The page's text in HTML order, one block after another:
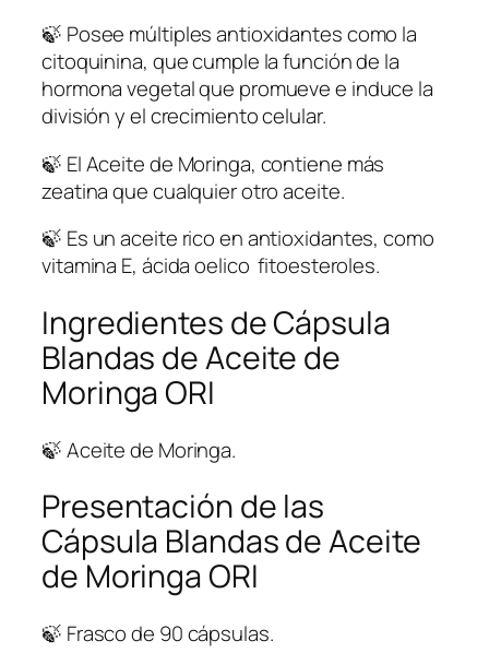
i
n
g
a
R
I
c
a
n
t
i
d
a
🍃 Posee múltiples antioxidantes como la
citoquinina, que cumple la función de la
hormona vegetal que promueve e induce la
división y el crecimiento celular.
🍃 El Aceite de Moringa, contiene más
zeatina que cualquier otro aceite.
🍃 Es un aceite rico en antioxidantes, como
vitamina E, ácida oelico fitoesteroles.
Ingredientes de Cápsula
Blandas de Aceite de
Moringa ORI
🍃 Aceite de Moringa.
Presentación de las
Cápsula Blandas de Aceite
de Moringa ORI
🍃 Frasco de 90 cápsulas.